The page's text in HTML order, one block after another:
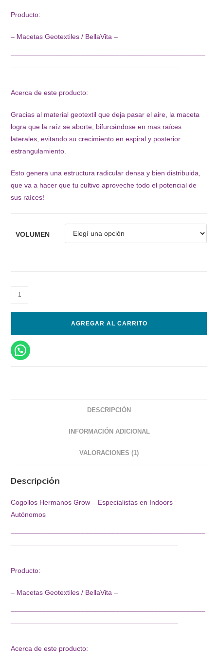
puntuación
Producto:
– Macetas Geotextiles / BellaVita –
¯¯¯¯¯¯¯¯¯¯¯¯¯¯¯¯¯¯¯¯¯¯¯¯¯¯¯¯¯¯¯¯¯¯¯¯¯¯¯¯¯¯¯¯¯¯¯¯¯¯
¯¯¯¯¯¯¯¯¯¯¯¯¯¯¯¯¯¯¯¯¯¯¯¯¯¯¯¯¯¯¯¯¯¯¯¯¯¯¯¯¯¯¯
Acerca de este producto:
Gracias al material geotextil que deja pasar el aire, la maceta
logra que la raíz se aborte, bifurcándose en mas raíces
laterales, evitando su crecimiento en espiral y posterior
estrangulamiento.
Esto genera una estructura radicular densa y bien distribuida,
que va a hacer que tu cultivo aproveche todo el potencial de
sus raíces!
VOLUMEN
AGREGAR AL CARRITO
DESCRIPCIÓN
INFORMACIÓN ADICIONAL
VALORACIONES (1)
Descripción
Cogollos Hermanos Grow – Especialistas en Indoors
Autónomos
¯¯¯¯¯¯¯¯¯¯¯¯¯¯¯¯¯¯¯¯¯¯¯¯¯¯¯¯¯¯¯¯¯¯¯¯¯¯¯¯¯¯¯¯¯¯¯¯¯¯
¯¯¯¯¯¯¯¯¯¯¯¯¯¯¯¯¯¯¯¯¯¯¯¯¯¯¯¯¯¯¯¯¯¯¯¯¯¯¯¯¯¯¯
Producto:
– Macetas Geotextiles / BellaVita –
¯¯¯¯¯¯¯¯¯¯¯¯¯¯¯¯¯¯¯¯¯¯¯¯¯¯¯¯¯¯¯¯¯¯¯¯¯¯¯¯¯¯¯¯¯¯¯¯¯¯
¯¯¯¯¯¯¯¯¯¯¯¯¯¯¯¯¯¯¯¯¯¯¯¯¯¯¯¯¯¯¯¯¯¯¯¯¯¯¯¯¯¯¯
Acerca de este producto: